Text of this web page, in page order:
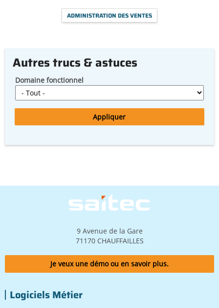
ADMINISTRATION DES VENTES
Autres trucs & astuces
Domaine fonctionnel
9 Avenue de la Gare
71170 CHAUFFAILLES
Je veux une démo ou en savoir plus.
Logiciels Métier